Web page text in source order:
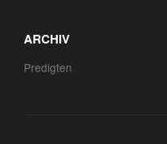
ARCHIV
Predigten